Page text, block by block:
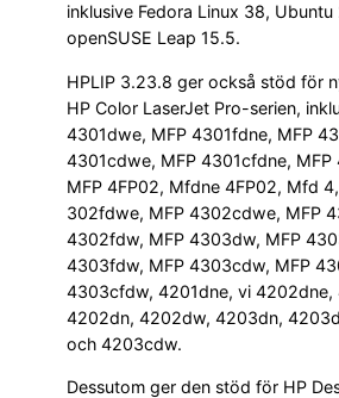
inklusive Fedora Linux 38,
openSUSE Leap 15.5.
HPLIP 3.23.8 ger också stöd för
HP Color LaserJet Pro-serien,
4301dwe, MFP 4301fdne, MFP
4301cdwe, MFP 4301cfdne, MFP
MFP 4FP02, Mfdne 4FP02, Mfd
302fdwe, MFP 4302cdwe, MFP
4302fdw, MFP 4303dw, MFP
4303fdw, MFP 4303cdw, MFP
4303cfdw, 4201dne, vi 4202dne,
4202dn, 4202dw, 4203dn,
och 4203cdw.
Dessutom ger den stöd för HP